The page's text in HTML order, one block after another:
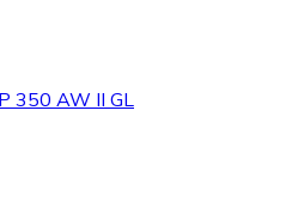
350 AW II GL